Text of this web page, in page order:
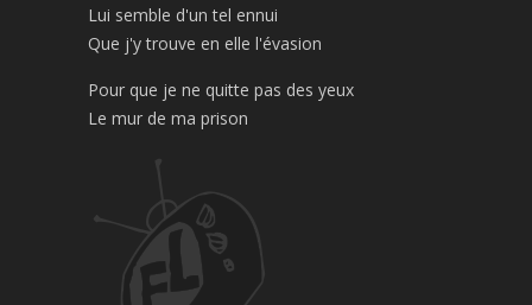
Lui semble d'un tel ennui
Que j'y trouve en elle l'évasion
Pour que je ne quitte pas des yeux
Le mur de ma prison